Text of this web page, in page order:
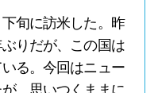
旬に訪米した。昨
りだが、この国は
る。今回はニュー
、思いつくままに